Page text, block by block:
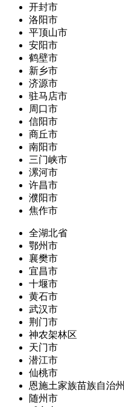
开封市
洛阳市
平顶山市
安阳市
鹤壁市
新乡市
济源市
驻马店市
周口市
信阳市
商丘市
南阳市
三门峡市
漯河市
许昌市
濮阳市
焦作市
全湖北省
鄂州市
襄樊市
宜昌市
十堰市
黄石市
武汉市
荆门市
神农架林区
天门市
潜江市
仙桃市
恩施土家族苗族自治州
随州市